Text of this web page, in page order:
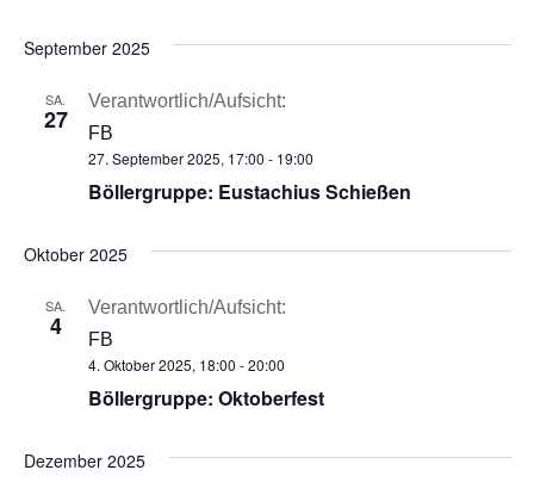
September 2025
SA.
27
27. September 2025, 17:00 - 19:00
Böllergruppe: Eustachius Schießen
Verantwortlich/Aufsicht:
FB
Oktober 2025
SA.
4
4. Oktober 2025, 18:00 -20:00
Böllergruppe: Oktoberfest
Verantwortlich/Aufsicht:
FB
Dezember 2025